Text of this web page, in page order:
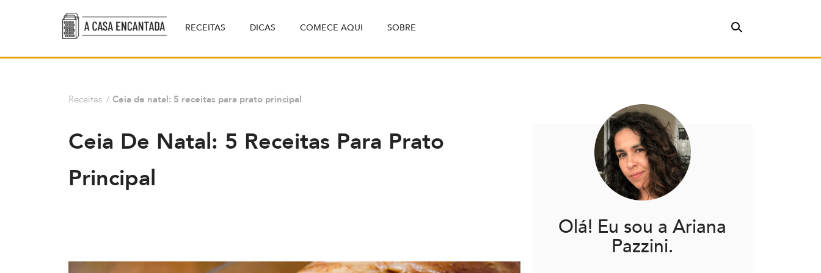
RECEITAS DICAS COMECE AQUI SOBRE
Receitas / Ceia de natal: 5 receitas para prato principal
Ceia De Natal: 5 Receitas Para Prato
Principal
Olá! Eu sou a Ariana
Pazzini.